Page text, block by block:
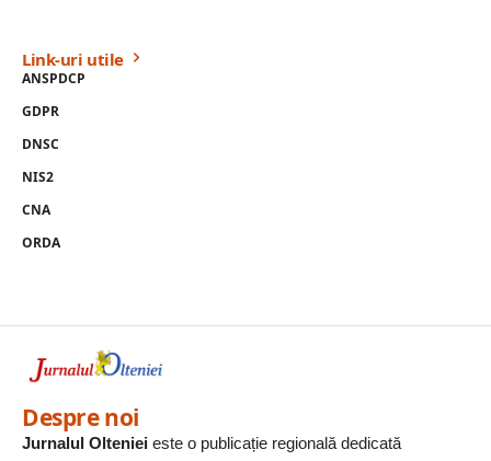
Link-uri utile
ANSPDCP
GDPR
DNSC
NIS2
CNA
ORDA
Despre noi
Jurnalul Olteniei este o publicație regională dedicată